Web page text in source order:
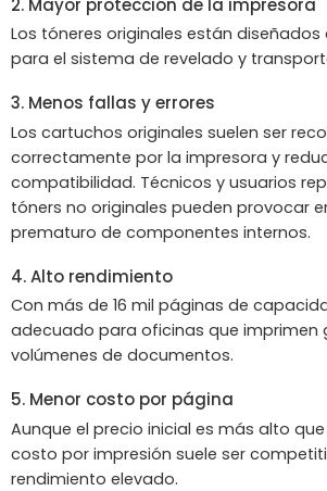
Los tóneres originales están
para el sistema de revelado y
3. Menos fallas y errores
Los cartuchos originales suelen ser
correctamente por la impresora y
compatibilidad. Técnicos y usuarios
tóners no originales pueden provocar
prematuro de componentes internos.
4. Alto rendimiento
Con más de 16 mil páginas de
adecuado para oficinas que imprimen
volúmenes de documentos.
5. Menor costo por página
Aunque el precio inicial es más alto
costo por impresión suele ser
rendimiento elevado.